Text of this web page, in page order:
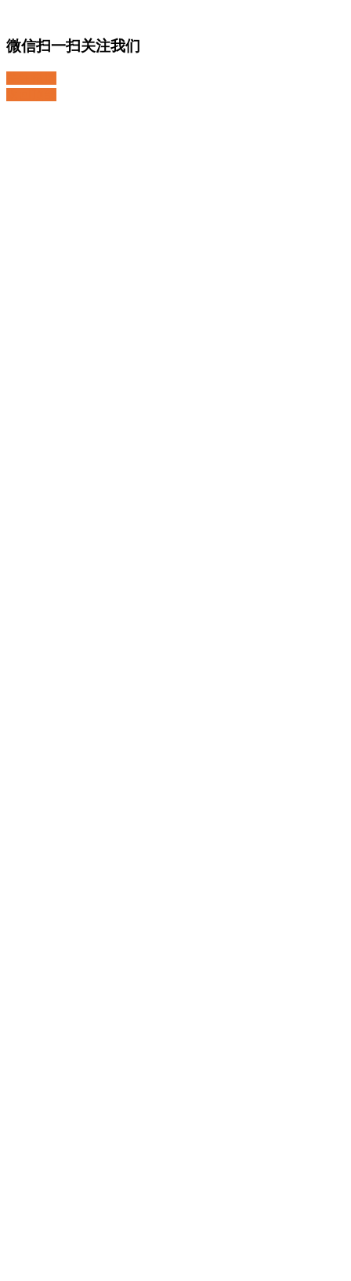
微信扫一扫关注我们